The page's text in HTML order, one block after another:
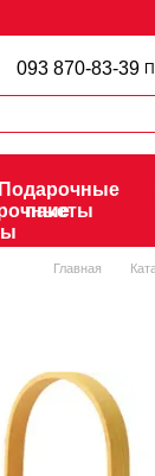
093 870-83-39
Подарочные
пакеты
Главная